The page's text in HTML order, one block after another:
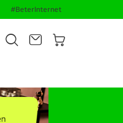
#BeterInternet